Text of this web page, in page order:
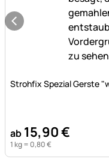
Strohfix Spezial Gerste
ab 15,90€
1 kg = 0,80€